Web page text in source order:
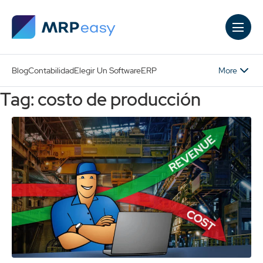
BlogContabilidadElegir Un SoftwareERP More
Tag: costo de producción